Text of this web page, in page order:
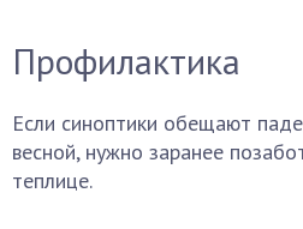
Профилактика
Если синоптики обещают
весной, нужно заранее
теплице.